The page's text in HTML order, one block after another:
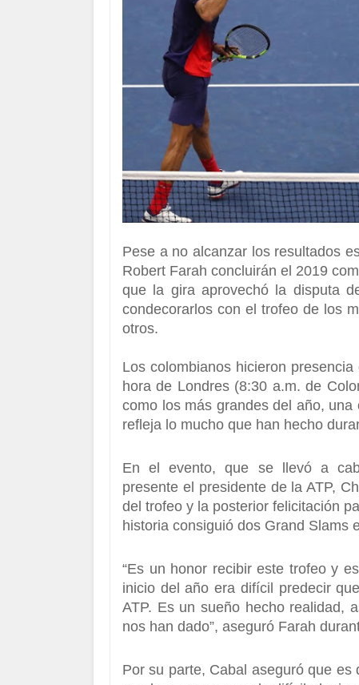
Pese a no alcanzar los resultados
Robert Farah concluirán el 2019
que la gira aprovechó la disputa
condecorarlos con el trofeo de los
otros.
Los colombianos hicieron
hora de Londres (8:30 a.m. de
como los más grandes del año, una
refleja lo mucho que han hecho
En el evento, que se llevó a
presente el presidente de la ATP,
del trofeo y la posterior felicitación
historia consiguió dos Grand Slams
“Es un honor recibir este trofeo y
inicio del año era difícil predecir
ATP. Es un sueño hecho realidad,
nos han dado”, aseguró Farah
Por su parte, Cabal aseguró que